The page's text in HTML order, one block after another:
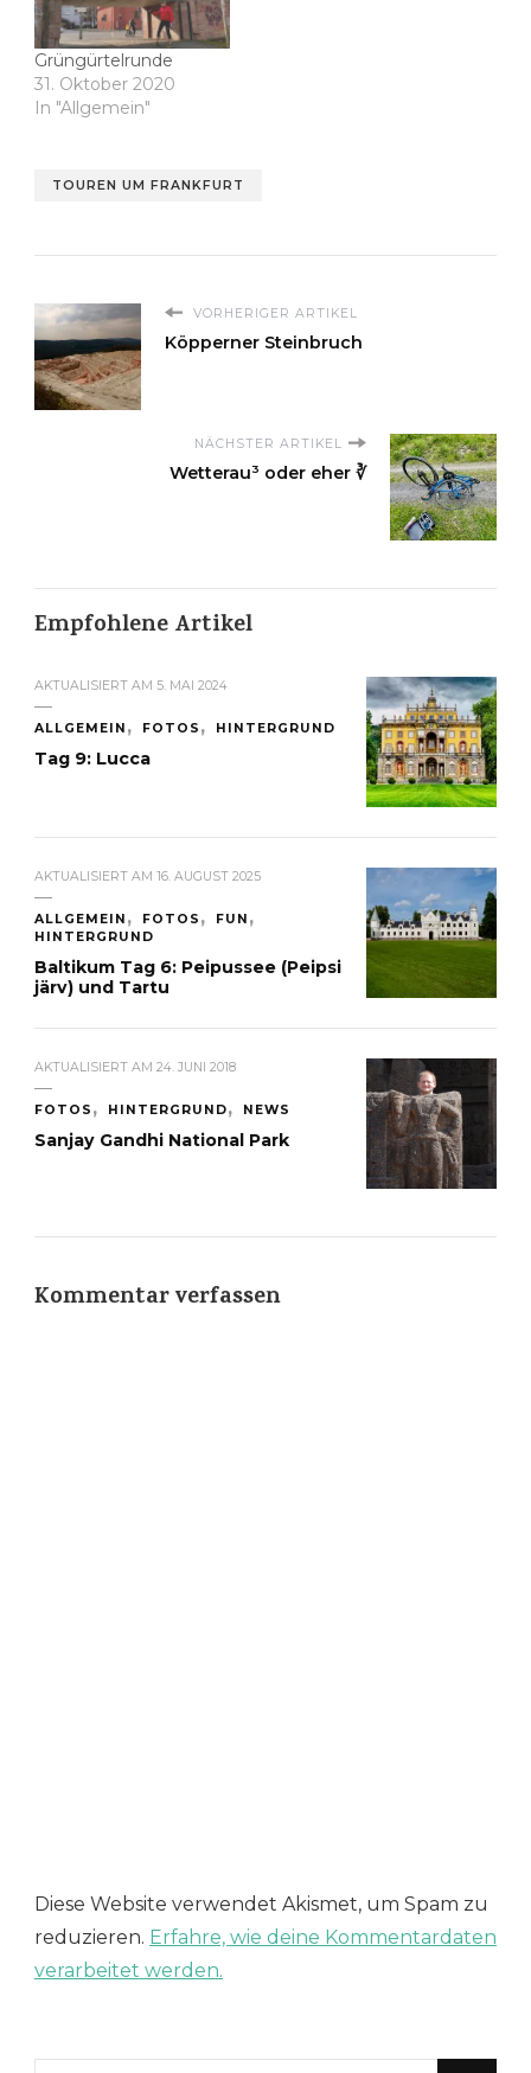
Grüngürtelrunde
31. Oktober 2020
In "Allgemein"
TOUREN UM FRANKFURT
VORHERIGER ARTIKEL
Köpperner Steinbruch
NÄCHSTER ARTIKEL
Wetterau³ oder eher ∛
Empfohlene Artikel
AKTUALISIERT AM 5. MAI 2024
ALLGEMEIN FOTOS HINTERGRUND
Tag 9: Lucca
AKTUALISIERT AM 16. AUGUST 2025
ALLGEMEIN FOTOS
FUN
HINTERGRUND
Baltikum Tag 6: Peipussee (Peipsi
järv) und Tartu
AKTUALISIERT AM 24. JUNI 2018
FOTOS HINTERGRUND NEWS
Sanjay Gandhi National Park
Kommentar verfassen
Diese Website verwendet Akismet, um Spam zu
reduzieren. Erfahre, wie deine Kommentardaten
verarbeitet werden.